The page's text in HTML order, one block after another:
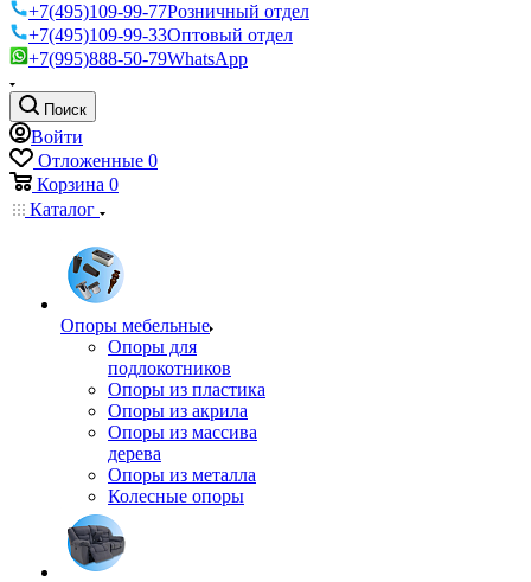
+7(495)109-99-77Розничный отдел
+7(495)109-99-33Оптовый отдел
+7(995)888-50-79WhatsApp
Поиск
Войти
Отложенные 0
Корзина 0
Каталог
Опоры мебельные
Опоры для
подлокотников
Опоры из пластика
Опоры из акрила
Опоры из массива
дерева
Опоры из металла
Колесные опоры